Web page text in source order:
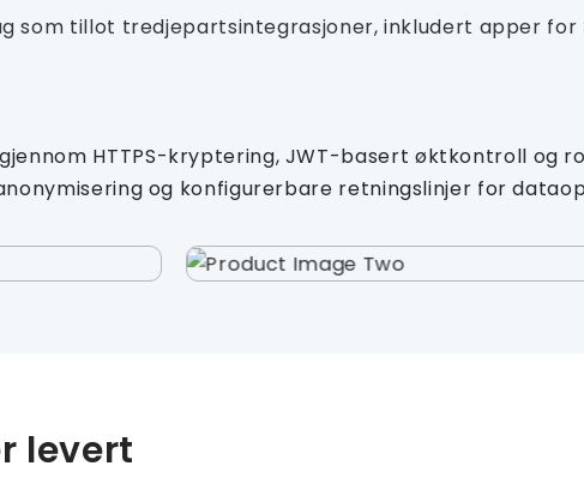
som tillot tredjepartsintegrasjoner, inkludert apper
HTTPS-kryptering, JWT-basert øktkontroll og
og konfigurerbare retningslinjer for
levert